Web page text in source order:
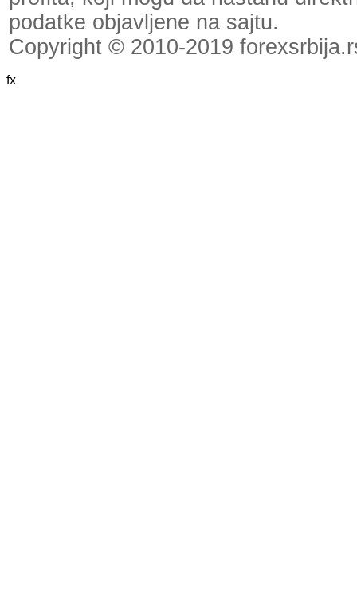
podatke objavljene na sajtu.
Copyright © 2010-2019
fx